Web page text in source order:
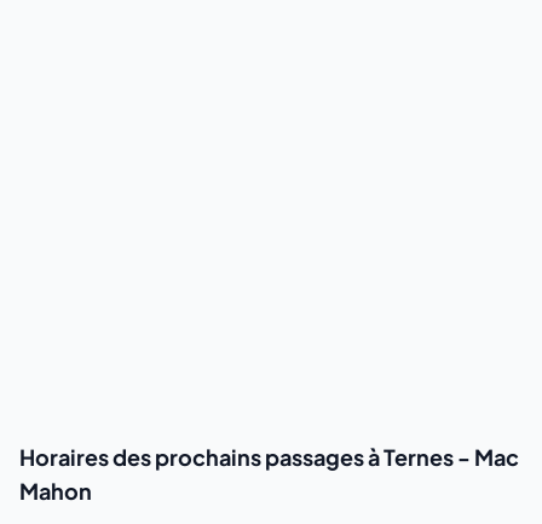
Horaires des prochains passages à Ternes - Mac
Mahon